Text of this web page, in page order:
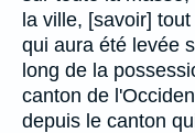
la ville, [savoir]
qui aura été levée
long de la
canton de
depuis le canton